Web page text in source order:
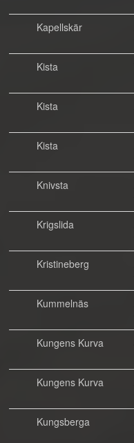
Kapellskär
Kista
Kista
Kista
Knivsta
Krigslida
Kristineberg
Kummelnäs
Kungens Kurva
Kungens Kurva
Kungsberga